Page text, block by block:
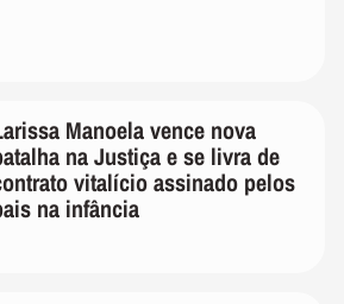
Manoela vence nova
na Justiça e se livra de
vitalício assinado pelos
na infância